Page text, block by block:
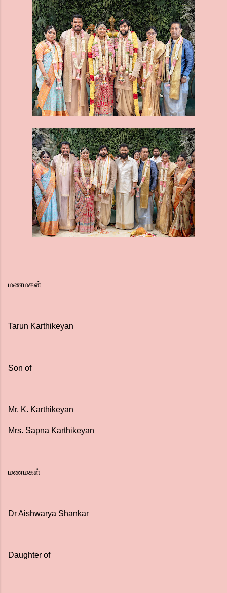
மணமகன்
Tarun Karthikeyan
Son of
Mr. K. Karthikeyan
Mrs. Sapna Karthikeyan
மணமகள்
Dr Aishwarya Shankar
Daughter of